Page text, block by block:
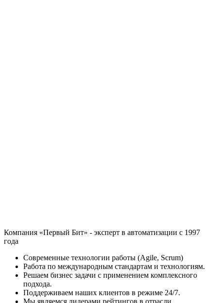
Компания «Первый Бит» - эксперт в автоматизации с 1997
года
Современные технологии работы (Agile, Scrum)
Работа по международным стандартам и технологиям.
Решаем бизнес задачи с применением комплексного
подхода.
Поддерживаем наших клиентов в режиме 24/7.